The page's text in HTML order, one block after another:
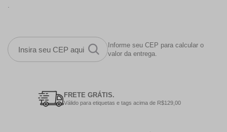
.
Informe seu CEP para calcular o
valor da entrega.
FRETE GRÁTIS.
Válido para etiquetas e tags acima de R$129,00